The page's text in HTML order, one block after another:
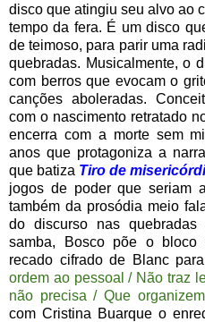
disco que atingiu seu alvo ao
tempo da fera. É um disco
de teimoso, para parir uma
quebradas. Musicalmente, o
com berros que evocam o
canções aboleradas.
com o nascimento retratado
encerra com a morte sem
anos que protagoniza a
que batiza Tiro de
jogos de poder que seriam
também da prosódia meio
do discurso nas
samba, Bosco põe o
recado cifrado de Blanc
ordem ao pessoal / Não traz
não precisa / Que
com Cristina Buarque o